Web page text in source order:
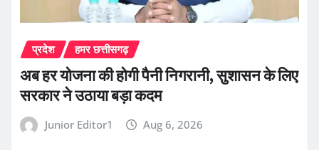
प्रदेश हमर छत्तीसगढ़
अब हर योजना की होगी पैनी निगरानी, सुशासन के लिए
सरकार ने उठाया बड़ा कदम
Junior Editor1 Aug 6, 2026